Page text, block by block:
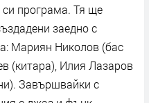
си програма. Тя ще
заедно с
Мариян Николов (бас
(китара), Илия Лазаров
Завършвайки с